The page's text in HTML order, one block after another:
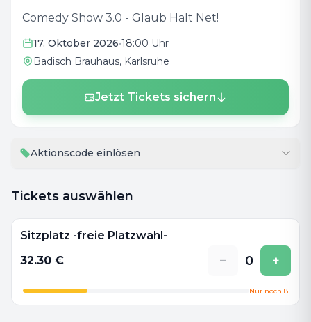
Comedy Show 3.0 - Glaub Halt Net!
17. Oktober 2026•18:00 Uhr
Badisch Brauhaus, Karlsruhe
Jetzt Tickets sichern
Aktionscode einlösen
Tickets auswählen
Sitzplatz -freie Platzwahl-
32.30 € − 0 +
Nur noch 8